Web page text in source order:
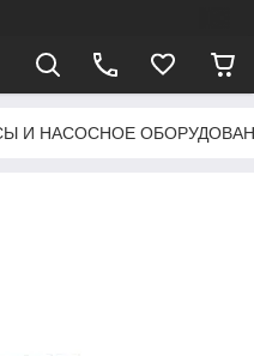
И НАСОСНОЕ